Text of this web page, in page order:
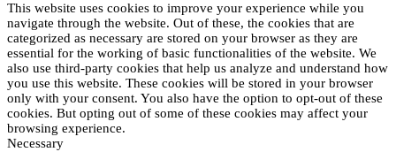
This website uses cookies to improve your experience while you
navigate through the website. Out of these, the cookies that are
categorized as necessary are stored on your browser as they are
essential for the working of basic functionalities of the website. We
also use third-party cookies that help us analyze and understand how
you use this website. These cookies will be stored in your browser
only with your consent. You also have the option to opt-out of these
cookies. But opting out of some of these cookies may affect your
browsing experience.
Necessary